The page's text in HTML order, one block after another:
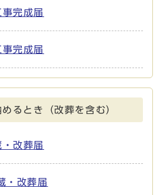
完成届
完成届
るとき（改葬を含む）
改葬届
・改葬届